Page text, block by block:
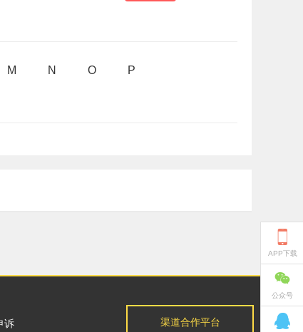
M N O P
诉 渠道合作平台

APP下载

公众号
